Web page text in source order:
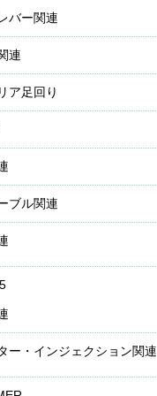
バー関連
連
ア足回り
ブル関連
ー・インジェクション関連